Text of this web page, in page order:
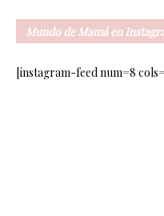
Mundo de Mamá en
[instagram-feed num=8